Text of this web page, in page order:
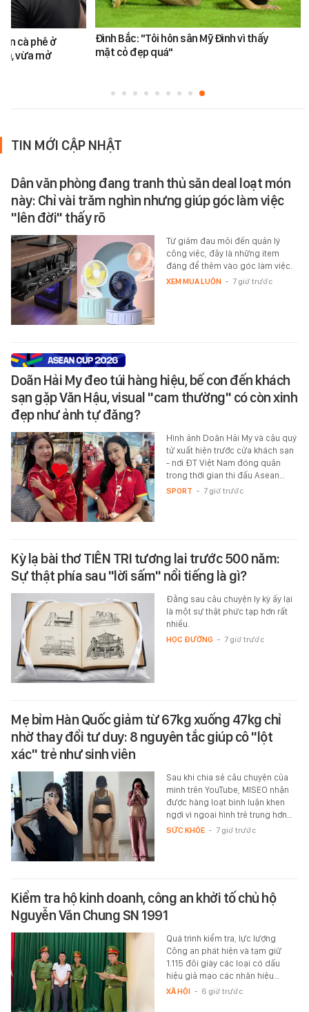
cà phê ở
vừa mở
Đình Bắc: "Tôi hôn sân Mỹ Đình vì thấy
mặt cỏ đẹp quá"
TIN MỚI CẬP NHẬT
Dân văn phòng đang tranh thủ săn deal loạt món
này: Chỉ vài trăm nghìn nhưng giúp góc làm việc
"lên đời" thấy rõ
Từ giảm đau mỏi đến quản lý
công việc, đây là những item
đáng để thêm vào góc làm việc.
XEM MUA LUÔN - 7 giờ trước
Doãn Hải My đeo túi hàng hiệu, bế con đến khách
sạn gặp Văn Hậu, visual "cam thường" có còn xinh
đẹp như ảnh tự đăng?
Hình ảnh Doãn Hải My và cậu quý
tử xuất hiện trước cửa khách sạn
- nơi ĐT Việt Nam đóng quân
trong thời gian thi đấu Asean…
SPORT - 7 giờ trước
Kỳ lạ bài thơ TIÊN TRI tương lai trước 500 năm:
Sự thật phía sau "lời sấm" nổi tiếng là gì?
Đằng sau câu chuyện ly kỳ ấy lại
là một sự thật phức tạp hơn rất
nhiều.
HỌC ĐƯỜNG - 7 giờ trước
Mẹ bỉm Hàn Quốc giảm từ 67kg xuống 47kg chỉ
nhờ thay đổi tư duy: 8 nguyên tắc giúp cô "lột
xác" trẻ như sinh viên
Sau khi chia sẻ câu chuyện của
mình trên YouTube, MISEO nhận
được hàng loạt bình luận khen
ngợi vì ngoại hình trẻ trung hơn…
SỨC KHỎE - 7 giờ trước
Kiểm tra hộ kinh doanh, công an khởi tố chủ hộ
Nguyễn Văn Chung SN 1991
Quá trình kiểm tra, lực lượng
Công an phát hiện và tạm giữ
1.115 đôi giày các loại có dấu
hiệu giả mạo các nhãn hiệu…
XÃ HỘI - 6 giờ trước